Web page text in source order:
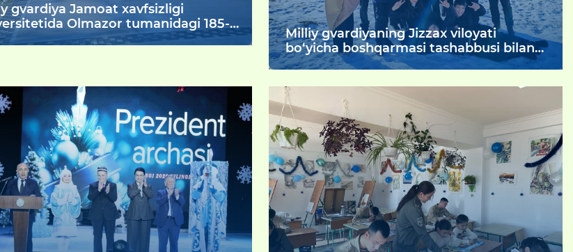
gvardiya Jamoat xavfsizligi
Olmazor tumanidagi 185-
maktab o‘quvchilari uchun Ma'naviy
Milliy gvardiyaning Jizzax viloyati
bo‘yicha boshqarmasi tashabbusi bilan
Oilaviy uylar farzandlari uchun dam olish
etish maqsadida Zomin tog‘lariga
sayohat uyushtirildi.